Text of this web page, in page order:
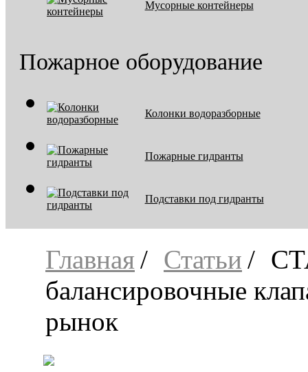
Мусорные контейнеры
Пожарное оборудование
Колонки водоразборные
Пожарные гидранты
Подставки под гидранты
Главная Статьи
балансировочные
рынок